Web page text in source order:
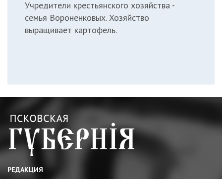
Учредители крестьянского хозяйства -
семья Вороненковых. Хозяйство
выращивает картофель.
РЕДАКЦИЯ